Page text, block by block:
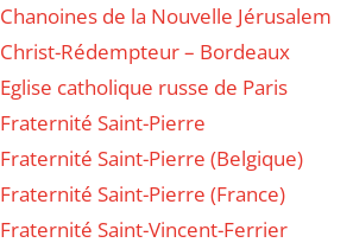
Chanoines de la Nouvelle Jérusalem
Christ-Rédempteur – Bordeaux
Eglise catholique russe de Paris
Fraternité Saint-Pierre
Fraternité Saint-Pierre (Belgique)
Fraternité Saint-Pierre (France)
Fraternité Saint-Vincent-Ferrier